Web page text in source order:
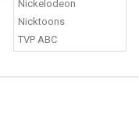
Nickelodeon
Nicktoons
TVP ABC